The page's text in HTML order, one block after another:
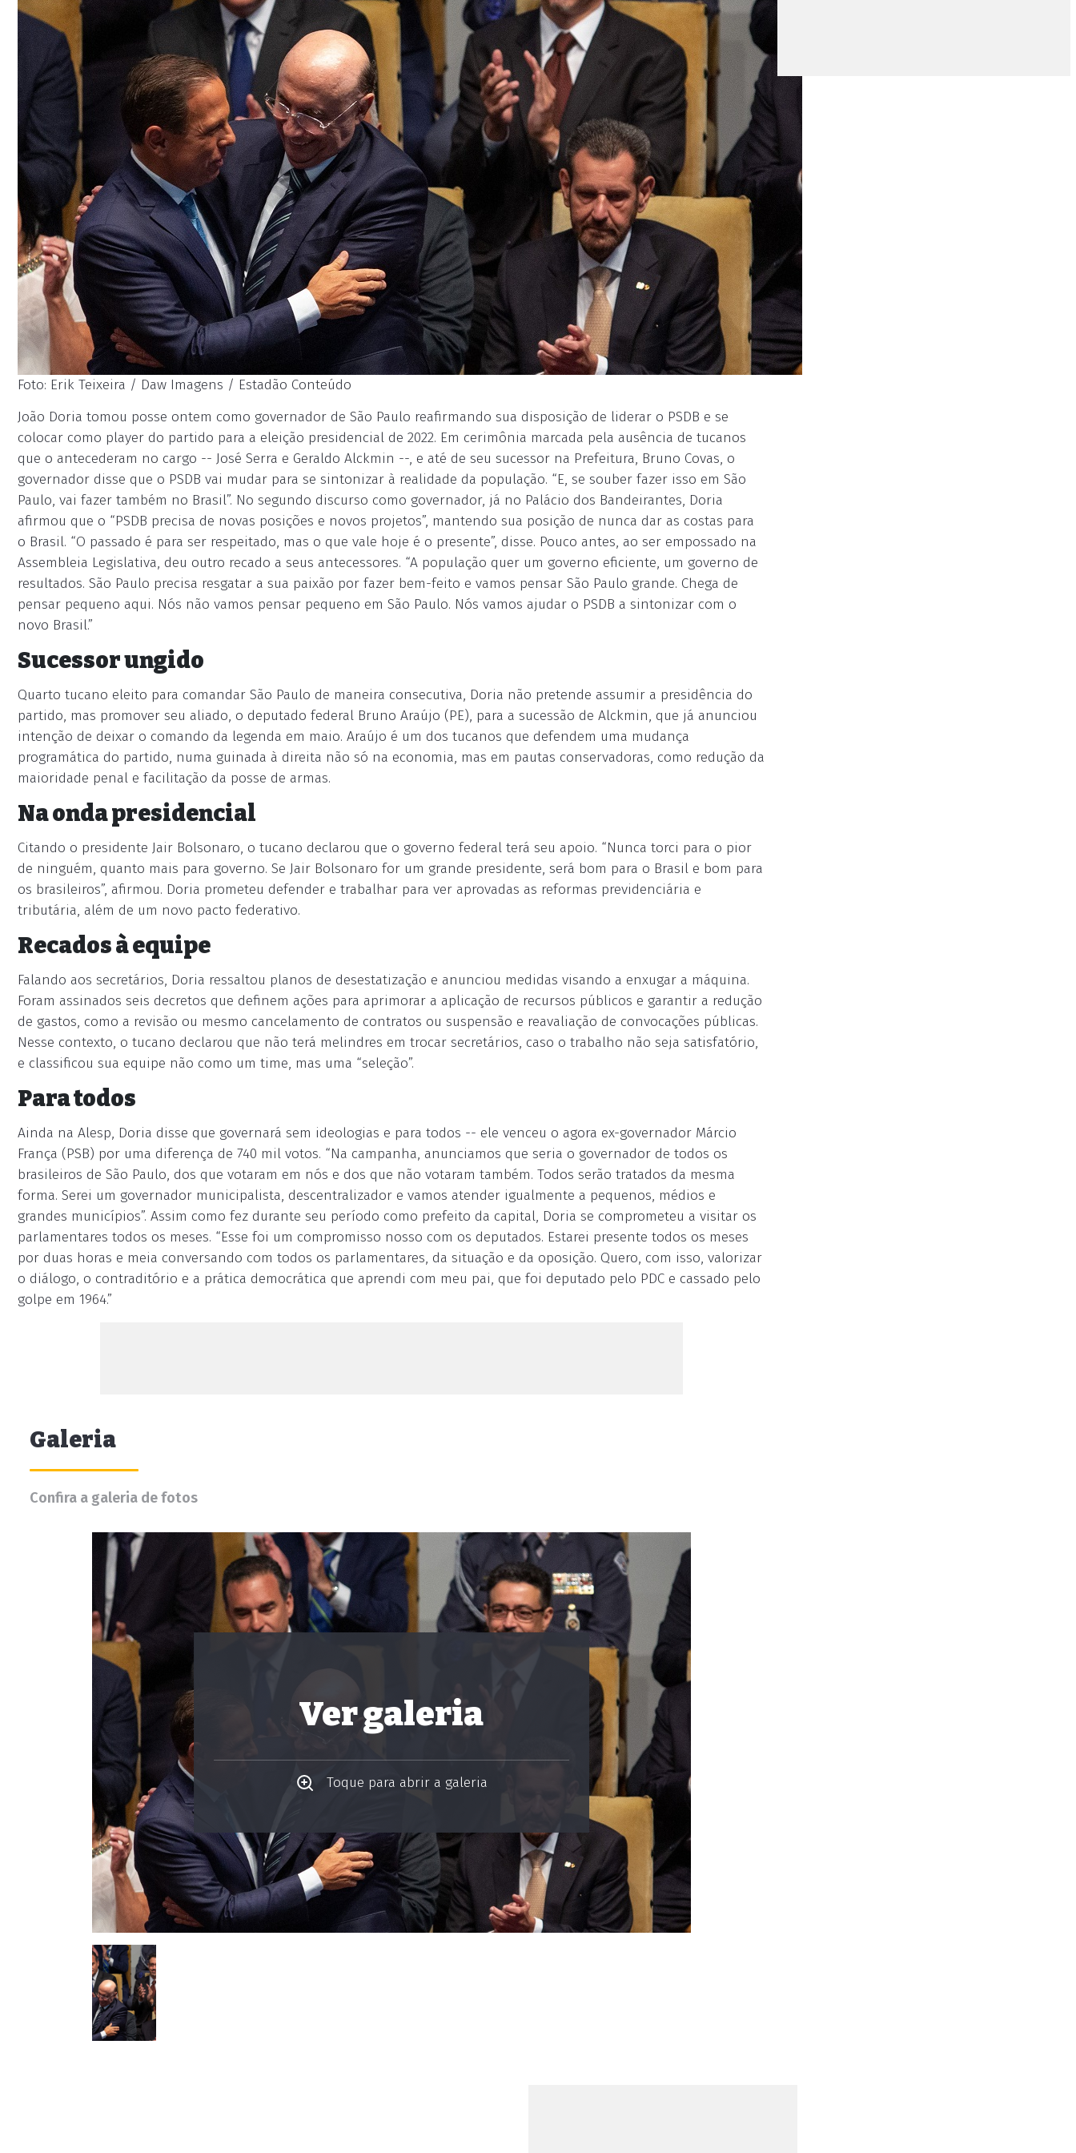
Foto: Erik Teixeira / Daw Imagens / Estadão Conteúdo
João Doria tomou posse ontem como governador de São Paulo reafirmando sua disposição de liderar o PSDB e se
colocar como player do partido para a eleição presidencial de 2022. Em cerimônia marcada pela ausência de tucanos
que o antecederam no cargo -- José Serra e Geraldo Alckmin --, e até de seu sucessor na Prefeitura, Bruno Covas, o
governador disse que o PSDB vai mudar para se sintonizar à realidade da população. “E, se souber fazer isso em São
Paulo, vai fazer também no Brasil”. No segundo discurso como governador, já no Palácio dos Bandeirantes, Doria
afirmou que o “PSDB precisa de novas posições e novos projetos”, mantendo sua posição de nunca dar as costas para
o Brasil. “O passado é para ser respeitado, mas o que vale hoje é o presente”, disse. Pouco antes, ao ser empossado na
Assembleia Legislativa, deu outro recado a seus antecessores. “A população quer um governo eficiente, um governo de
resultados. São Paulo precisa resgatar a sua paixão por fazer bem-feito e vamos pensar São Paulo grande. Chega de
pensar pequeno aqui. Nós não vamos pensar pequeno em São Paulo. Nós vamos ajudar o PSDB a sintonizar com o
novo Brasil.”
Sucessor ungido
Quarto tucano eleito para comandar São Paulo de maneira consecutiva, Doria não pretende assumir a presidência do
partido, mas promover seu aliado, o deputado federal Bruno Araújo (PE), para a sucessão de Alckmin, que já anunciou
intenção de deixar o comando da legenda em maio. Araújo é um dos tucanos que defendem uma mudança
programática do partido, numa guinada à direita não só na economia, mas em pautas conservadoras, como redução da
maioridade penal e facilitação da posse de armas.
Na onda presidencial
Citando o presidente Jair Bolsonaro, o tucano declarou que o governo federal terá seu apoio. “Nunca torci para o pior
de ninguém, quanto mais para governo. Se Jair Bolsonaro for um grande presidente, será bom para o Brasil e bom para
os brasileiros”, afirmou. Doria prometeu defender e trabalhar para ver aprovadas as reformas previdenciária e
tributária, além de um novo pacto federativo.
Recados à equipe
Falando aos secretários, Doria ressaltou planos de desestatização e anunciou medidas visando a enxugar a máquina.
Foram assinados seis decretos que definem ações para aprimorar a aplicação de recursos públicos e garantir a redução
de gastos, como a revisão ou mesmo cancelamento de contratos ou suspensão e reavaliação de convocações públicas.
Nesse contexto, o tucano declarou que não terá melindres em trocar secretários, caso o trabalho não seja satisfatório,
e classificou sua equipe não como um time, mas uma “seleção”.
Para todos
Ainda na Alesp, Doria disse que governará sem ideologias e para todos -- ele venceu o agora ex-governador Márcio
França (PSB) por uma diferença de 740 mil votos. “Na campanha, anunciamos que seria o governador de todos os
brasileiros de São Paulo, dos que votaram em nós e dos que não votaram também. Todos serão tratados da mesma
forma. Serei um governador municipalista, descentralizador e vamos atender igualmente a pequenos, médios e
grandes municípios”. Assim como fez durante seu período como prefeito da capital, Doria se comprometeu a visitar os
parlamentares todos os meses. “Esse foi um compromisso nosso com os deputados. Estarei presente todos os meses
por duas horas e meia conversando com todos os parlamentares, da situação e da oposição. Quero, com isso, valorizar
o diálogo, o contraditório e a prática democrática que aprendi com meu pai, que foi deputado pelo PDC e cassado pelo
golpe em 1964.”
Galeria
Confira a galeria de fotos
Ver galeria
Toque para abrir a galeria